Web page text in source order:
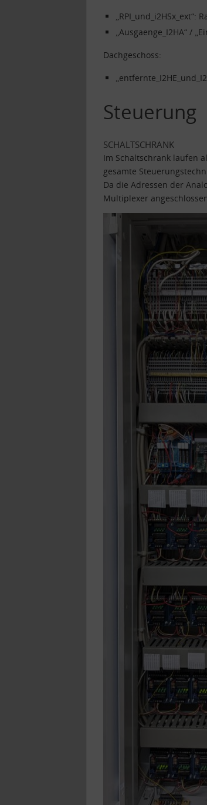
„RPI_und_i2HSx_ext“:
„Ausgaenge_I2HA“ /
Dachgeschoss:
Steuerung
SCHALTSCHRANK
Im Schaltschrank laufen
gesamte
Da die Adressen der
Multiplexer